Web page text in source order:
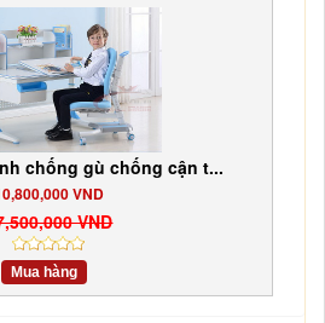
chống gù chống cận t...
VND
VND
Mua hàng